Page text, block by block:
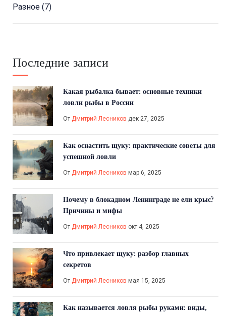
Разное (7)
Последние записи
Какая рыбалка бывает: основные техники
ловли рыбы в России
От Дмитрий Лесников дек 27, 2025
Как оснастить щуку: практические советы для
успешной ловли
От Дмитрий Лесников мар 6, 2025
Почему в блокадном Ленинграде не ели крыс?
Причины и мифы
От Дмитрий Лесников окт 4, 2025
Что привлекает щуку: разбор главных
секретов
От Дмитрий Лесников мая 15, 2025
Как называется ловля рыбы руками: виды,